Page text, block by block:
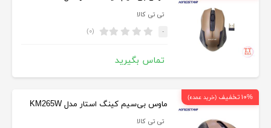
تی تی کالا
- (۰)
تماس بگیرید
۱۰% تخفیف (خرید عمده)
ماوس بی‌سیم کینگ استار مدل KM265W
تی تی کالا